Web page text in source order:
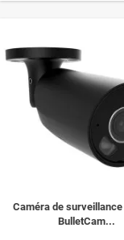
Caméra de surveillance
BulletCam...